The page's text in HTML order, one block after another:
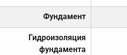
Фундамент
Гидроизоляция
фундамента